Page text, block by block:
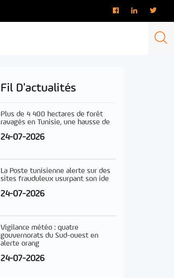
Fil D'actualités
Plus de 4 400 hectares de forêt
ravagés en Tunisie, une hausse de
24-07-2026
La Poste tunisienne alerte sur des
sites frauduleux usurpant son ide
24-07-2026
Vigilance météo : quatre
gouvernorats du Sud-ouest en
alerte orang
24-07-2026